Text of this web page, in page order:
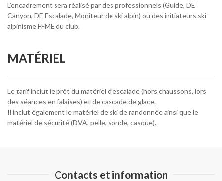
L’encadrement sera réalisé par des professionnels (Guide, DE
Canyon, DE Escalade, Moniteur de ski alpin) ou des initiateurs ski-
alpinisme FFME du club.
MATÉRIEL
Le tarif inclut le prêt du matériel d’escalade (hors chaussons, lors
des séances en falaises) et de cascade de glace.
Il inclut également le matériel de ski de randonnée ainsi que le
matériel de sécurité (DVA, pelle, sonde, casque).
Contacts et information